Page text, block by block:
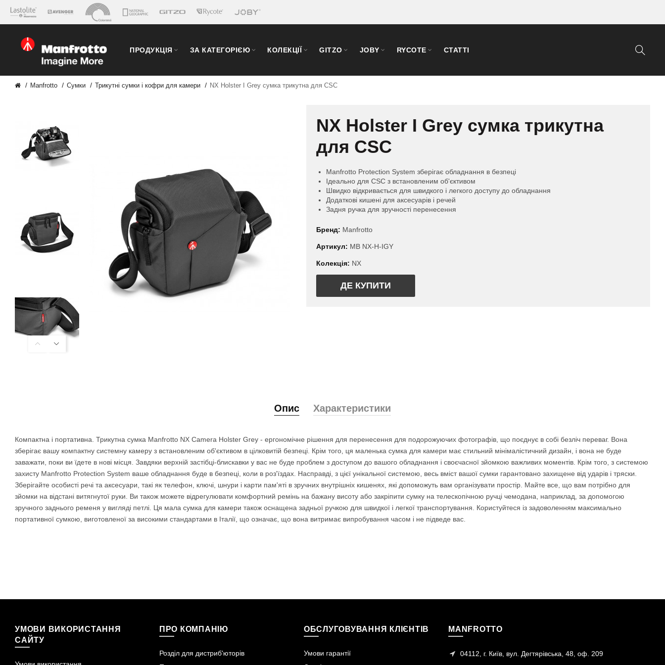
ПРОДУКЦІЯ ЗА КАТЕГОРІЄЮ КОЛЕКЦІЇ GITZO JOBY RYCOTE СТАТТІ
Manfrotto Сумки Трикутні сумки і кофри для камери NX Holster I Grey сумка трикутна для CSC
NX Holster I Grey сумка трикутна
для CSC
Manfrotto Protection System зберігає обладнання в безпеці
Ідеально для CSC з встановленим об'єктивом
Швидко відкривається для швидкого і легкого доступу до обладнання
Додаткові кишені для аксесуарів і речей
Задня ручка для зручності перенесення
Бренд: Manfrotto
Артикул: MB NX-H-IGY
Колекція: NX
ДЕ КУПИТИ
Опис Характеристики
Компактна і портативна. Трикутна сумка Manfrotto NX Camera Holster Grey - ергономічне рішення для перенесення для подорожуючих фотографів, що поєднує в собі безліч переваг. Вона
зберігає вашу компактну системну камеру з встановленим об'єктивом в цілковитій безпеці. Крім того, ця маленька сумка для камери має стильний мінімалістичний дизайн, і вона не буде
заважати, поки ви їдете в нові місця. Завдяки верхній застібці-блискавки у вас не буде проблем з доступом до вашого обладнання і своєчасної зйомкою важливих моментів. Крім того, з системою
захисту Manfrotto Protection System ваше обладнання буде в безпеці, коли в роз'їздах. Насправді, з цієї унікальної системою, весь вміст вашої сумки гарантовано захищене від ударів і тряски.
Зберігайте особисті речі та аксесуари, такі як телефон, ключі, шнури і карти пам'яті в зручних внутрішніх кишенях, які допоможуть вам організувати простір. Майте все, що вам потрібно для
зйомки на відстані витягнутої руки. Ви також можете відрегулювати комфортний ремінь на бажану висоту або закріпити сумку на телескопічною ручці чемодана, наприклад, за допомогою
зручного заднього ременя у вигляді петлі. Ця мала сумка для камери також оснащена задньої ручкою для швидкої і легкої транспортування. Користуйтеся із задоволенням максимально
портативної сумкою, виготовленої за високими стандартами в Італії, що означає, що вона витримає випробування часом і не підведе вас.
УМОВИ ВИКОРИСТАННЯ
САЙТУ
ПРО КОМПАНІЮ
Розділ для дистриб'юторів
ОБСЛУГОВУВАННЯ КЛІЄНТІВ
Умови гарантії
MANFROTTO
04112, г. Київ, вул. Дегтярівська, 48, оф. 209